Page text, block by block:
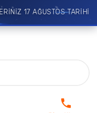
17 AĞUSTOS